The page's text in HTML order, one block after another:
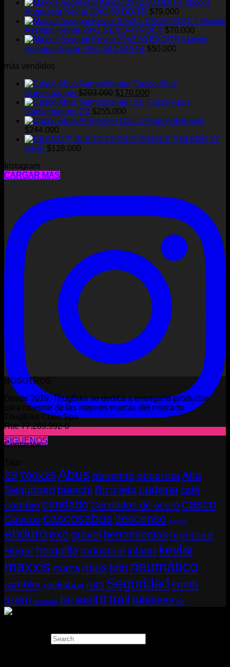
Maxxis
Aggressor Kevlar 29×2.50 DD/TR $79.000
Maxxis
Assegai Kevlar 29×2.5 EXO+/TR/3CT $70.000
Maxxis
Assegai Kevlar 29×2.50 EXO/TR $50.000
más vendidos
Casco Abus
Gamechanger $203.000 El
precio
original
era:
$170.000
precio
es:
Casco Abus
Gamechanger 2.0 $255.000
Casco Abus AirBreaker
$244.000
GRANIT™ SLEDG 77
GRIP $128.000
Instagram
CARGAR MÁS
SÍGUENOS
NOSOTROS
Desde 2019, ThugBike se dedica a entregarte productos
para ciclismo de las mejores marcas del mercado.
ThugBike Chile Spa
Rut: 77.289.992-0
Contactos:
29 700x25 Abus abusmtb abusrutaAlta
Seguridad bianchi Bicicleta cadenacafé
cambio candado Candados de acero casco
Cascos cascosabus descenso durolux
enduro exo gravel herramientas highroad
Hogar horquilla Industrial infantil kevlar
maxxis maza mips Mtb neumático
rambler rockshox ruta Seguridad smith
sram suntour tanwalltrtrail tubeless Xc